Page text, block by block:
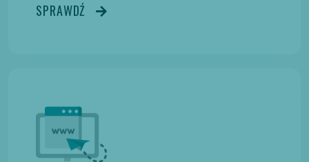
SPRAWDŹ